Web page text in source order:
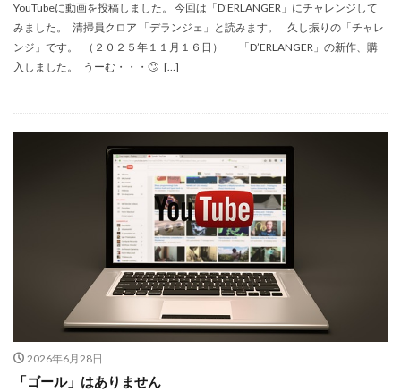
YouTubeに動画を投稿しました。 今回は「D’ERLANGER」にチャレンジして
みました。 清掃員クロア 「デランジェ」と読みます。 久し振りの「チャレ
ンジ」です。 （２０２５年１１月１６日） 「D’ERLANGER」の新作、購
入しました。 うーむ・・・🙄 […]
2026年6月28日
「ゴール」はありません